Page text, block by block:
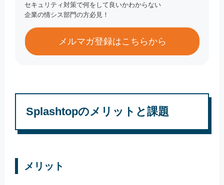
セキュリティ対策で何をして良いかわからない
企業の情シス部門の方必見！
メルマガ登録はこちらから
Splashtopのメリットと課題
メリット